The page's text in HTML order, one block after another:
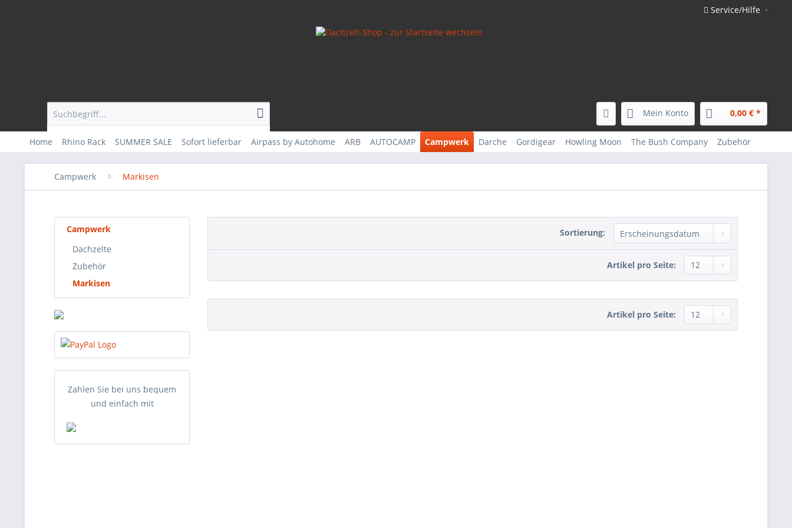
Service/Hilfe
Mein Konto 0,00 € *
Home Rhino Rack SUMMER SALE Sofort lieferbar Airpass by Autohome ARB AUTOCAMP Campwerk Darche Gordigear Howling Moon The Bush Company Zubehör
Campwerk Markisen
Campwerk
Dachzelte
Zubehör
Markisen
Zahlen Sie bei uns bequem
und einfach mit
Sortierung:
Artikel pro Seite:
Artikel pro Seite: